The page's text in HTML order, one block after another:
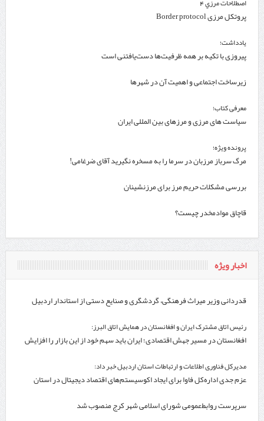
اصطلاحات مرزي 4
پروتکل مرزی Border protocol
یادداشت؛
پیروزی با تکیه بر همه ظرفیت‌ها دست‌یافتنی است
زیرساخت اجتماعی و اهمیت آن در شهرها
معرفی کتاب؛
سیاست های مرزی و مرزهای بین المللی ایران
پرونده ویژه؛
مرگ سرباز مرزبان در سرما را به مسخره نگیرید آقای ضرغامی!
بررسی مشکلات حریم مرز برای مرزنشینان
قاچاق موادمخدر چیست؟
اخبار ویژه
قدردانی وزیر میراث فرهنگی، گردشگری و صنایع دستی از استاندار اردبیل
رئیس اتاق مشترک ایران و افغانستان در همایش اتاق البرز:
افغانستان در مسیر جهش اقتصادی؛ ایران باید سهم خود از این بازار را افزایش
مدیرکل فناوری اطلاعات و ارتباطات استان اردبیل خبر داد:
عزم جدی اداره‌کل فاوا برای ایجاد اکوسیستم‌های اقتصاد دیجیتال در استان
سرپرست روابط‌عمومی شورای اسلامی شهر کرج منصوب شد